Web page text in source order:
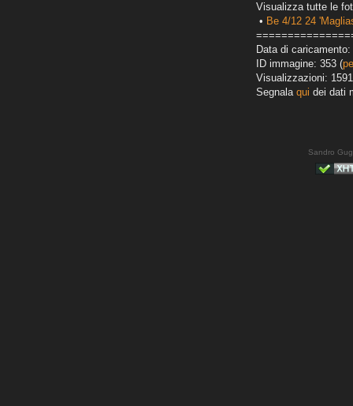
Visualizza tutte le
• Be 4/12 24
Data di
ID immagine: 353 (
Visualizzazioni: 1591
Segnala qui dei dati
Sandro